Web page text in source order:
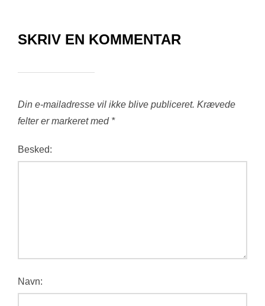
SKRIV EN KOMMENTAR
Din e-mailadresse vil ikke blive publiceret. Krævede
felter er markeret med *
Besked:
Navn: